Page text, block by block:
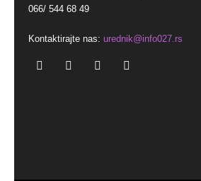
066/ 544 68 49
Kontaktirajte nas: urednik@info027.rs